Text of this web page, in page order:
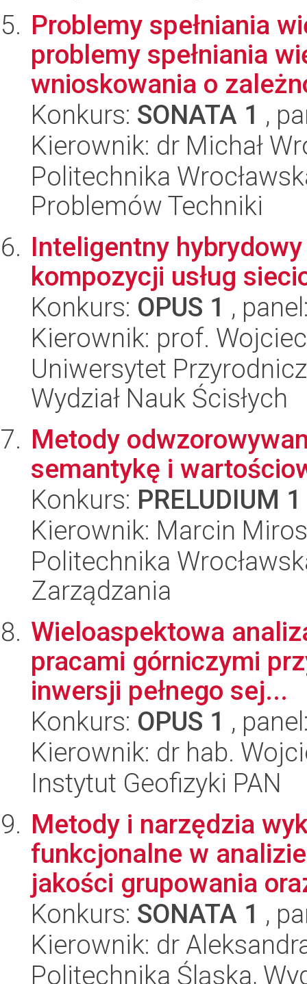
Problemy spełniania
problemy spełniania
wnioskowania o
Konkurs: SONATA 1 ,
Kierownik: dr Michał
Politechnika
Problemów Techniki
Inteligentny
kompozycji usług
Konkurs: OPUS 1 ,
Kierownik: prof.
Uniwersytet
Wydział Nauk Ścisłych
Metody
semantykę i
Konkurs: PRELUDIUM 1
Kierownik: Marcin
Politechnika
Zarządzania
Wieloaspektowa
pracami górniczymi
inwersji pełnego sej...
Konkurs: OPUS 1 ,
Kierownik: dr hab.
Instytut Geofizyki PAN
Metody i narzędzia
funkcjonalne w
jakości grupowania
Konkurs: SONATA 1 ,
Kierownik: dr
Politechnika Śląska,